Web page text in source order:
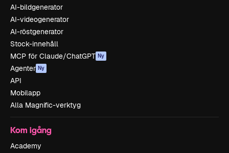
AI-bildgenerator
AI-videogenerator
AI-röstgenerator
Stock-innehåll
MCP för Claude/ChatGPT Ny
Agenter Ny
API
Mobilapp
Alla Magnific-verktyg
Kom igång
Academy